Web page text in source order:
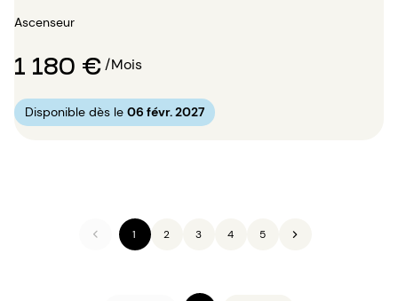
Ascenseur
1 180 €/Mois
Disponible dès le 06 févr. 2027
1 2 3 4 5